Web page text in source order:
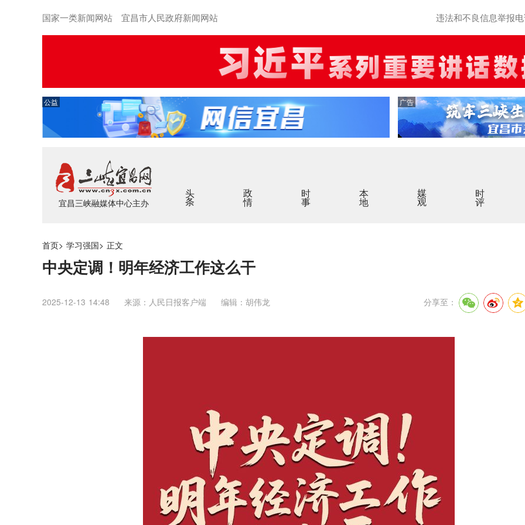
国家一类新闻网站 宜昌市人民政府新闻网站 违法和不良信息举报
公益 广告
宜昌三峡融媒体中心主办
头条 政情 时事 本地 媒观 时评
首页> 学习强国> 正文
中央定调！明年经济工作这么干
2025-12-13 14:48 来源：​人民日报客户端 编辑：胡伟龙 分享至：